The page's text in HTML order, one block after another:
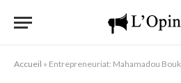
Accueil » Entrepreneuriat: Mahamadou Boukoungou, invite